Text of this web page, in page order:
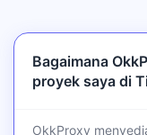
Bagaimana
proyek saya di
OkkProxy